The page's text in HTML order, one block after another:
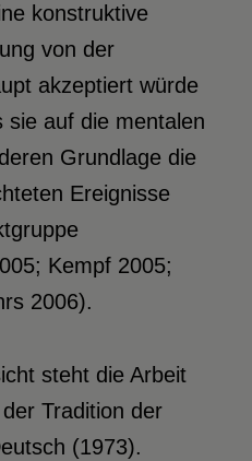
konstruktive
von der
akzeptiert würde
sie auf die mentalen
Grundlage die
Ereignisse
Kempf 2005;
2006).
steht die Arbeit
Tradition der
(1973).